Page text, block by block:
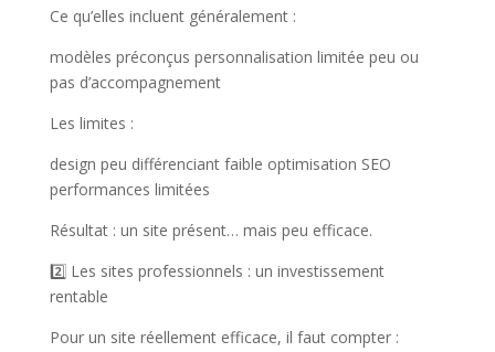
Ce qu’elles incluent généralement :
modèles préconçus personnalisation limitée peu ou
pas d’accompagnement
Les limites :
design peu différenciant faible optimisation SEO
performances limitées
Résultat : un site présent… mais peu efficace.
2️⃣ Les sites professionnels : un investissement
rentable
Pour un site réellement efficace, il faut compter :